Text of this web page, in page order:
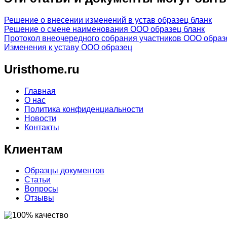
Решение о внесении изменений в устав образец бланк
Решение о смене наименования ООО образец бланк
Протокол внеочередного собрания участников ООО
Изменения к уставу ООО образец
Uristhome.ru
Главная
О нас
Политика конфиденциальности
Новости
Контакты
Клиентам
Образцы документов
Статьи
Вопросы
Отзывы